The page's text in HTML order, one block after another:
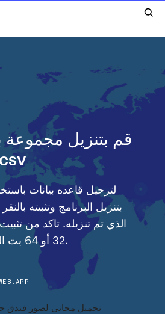
قم بتنزيل مجموعة
لترحيل قاعده بيانات
بتنزيل البرنامج وتثبيته
32 أو 64 بت المناسب للكمبيوتر.
تحميل مجاني لصور فندق